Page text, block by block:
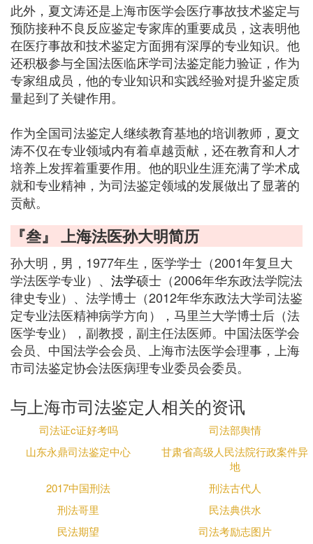
此外，夏文涛还是上海市医学会医疗事故技术鉴定与
预防接种不良反应鉴定专家库的重要成员，这表明他
在医疗事故和技术鉴定方面拥有深厚的专业知识。他
还积极参与全国法医临床学司法鉴定能力验证，作为
专家组成员，他的专业知识和实践经验对提升鉴定质
量起到了关键作用。
作为全国司法鉴定人继续教育基地的培训教师，夏文
涛不仅在专业领域内有着卓越贡献，还在教育和人才
培养上发挥着重要作用。他的职业生涯充满了学术成
就和专业精神，为司法鉴定领域的发展做出了显著的
贡献。
『叁』 上海法医孙大明简历
孙大明，男，1977年生，医学学士（2001年复旦大
学法医学专业）、 法学硕士（2006年华东政法学院法
律史专业）、法学博士（2012年华东政法大学司法鉴
定专业法医精神病学方向），马里兰大学博士后（法
医学专业），副教授，副主任法医师。中国法医学会
会员、中国法学会会员、上海市法医学会理事，上海
市司法鉴定协会法医病理专业委员会委员。
与上海市司法鉴定人相关的资讯
司法证c证好考吗
司法部舆情
山东永鼎司法鉴定中心
甘肃省高级人民法院行政案件异
地
2017中国刑法
刑法古代人
刑法哥里
民法典供水
民法期望
司法考励志图片